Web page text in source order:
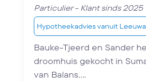
Particulier - Klant sinds 2025
Hypotheekadvies vanuit
Bauke-Tjeerd en Sander
droomhuis gekocht in
van Balans....